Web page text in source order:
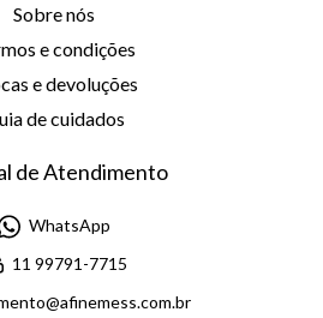
Sobre nós
e condições
e devoluções
de cuidados
de Atendimento
WhatsApp
11 99791-7715